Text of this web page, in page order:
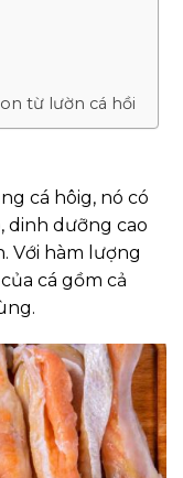
từ lườn cá hồi
cá hôig, nó có
dinh dưỡng cao
Với hàm lượng
cá gồm cả